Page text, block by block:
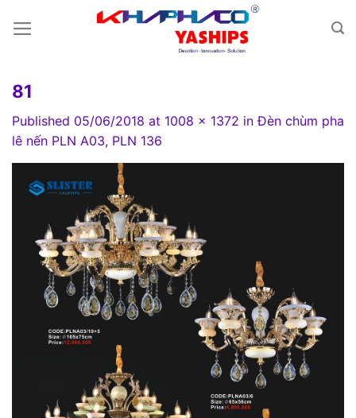
81
Published 05/06/2018 at 1008 × 1372 inĐèn chùm pha
lê nến PLN A03, PLN 136